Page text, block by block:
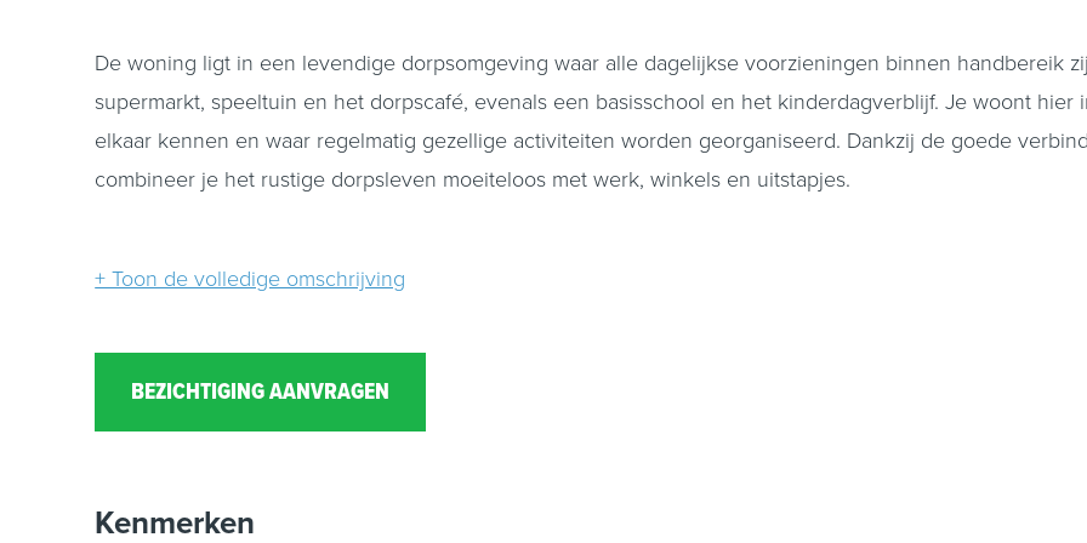
De woning ligt in een levendige dorpsomgeving waar alle dagelijkse voorzieningen binnen handbereik
supermarkt, speeltuin en het dorpscafé, evenals een basisschool en het kinderdagverblijf. Je woont
elkaar kennen en waar regelmatig gezellige activiteiten worden georganiseerd. Dankzij de goede
combineer je het rustige dorpsleven moeiteloos met werk, winkels en uitstapjes.
Je komt de woning binnen in de hal met garderobehoek. Vanuit hier geeft een stijlvolle stalen deur
Aan de achterzijde van de woning bevindt zich de serre, een heerlijke plek waar binnen en buiten op
+ Toon de volledige omschrijving
BEZICHTIGING AANVRAGEN
Kenmerken